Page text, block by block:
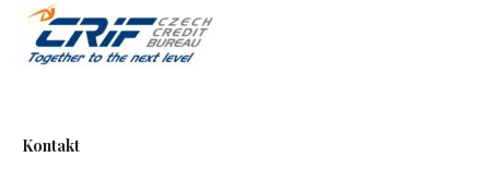
Kontakt